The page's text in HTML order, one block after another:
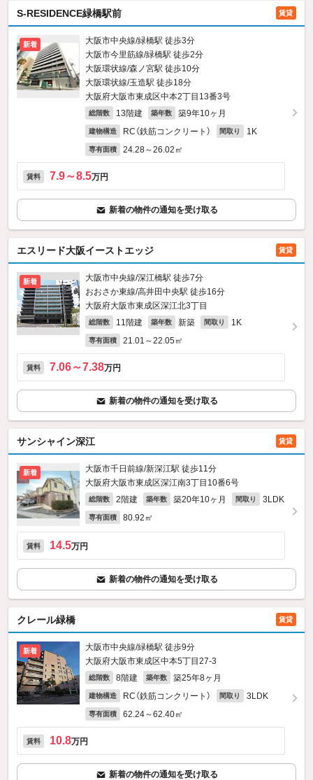
S-RESIDENCE緑橋駅前 賃貸
新着
大阪市中央線/緑橋駅 徒歩3分
大阪市今里筋線/緑橋駅 徒歩2分
大阪環状線/森ノ宮駅 徒歩10分
大阪環状線/玉造駅 徒歩18分
大阪府大阪市東成区中本2丁目13番3号
総階数 13階建 築年数 築9年10ヶ月
建物構造 RC（鉄筋コンクリート） 間取り 1K
専有面積 24.28～26.02㎡
賃料 7.9～8.5万円
新着の物件の通知を受け取る
エスリード大阪イーストエッジ 賃貸
新着
大阪市中央線/深江橋駅 徒歩7分
おおさか東線/高井田中央駅 徒歩16分
大阪府大阪市東成区深江北3丁目
総階数 11階建 築年数 新築 間取り 1K
専有面積 21.01～22.05㎡
賃料 7.06～7.38万円
新着の物件の通知を受け取る
サンシャイン深江 賃貸
新着
大阪市千日前線/新深江駅 徒歩11分
大阪府大阪市東成区深江南3丁目10番6号
総階数 2階建 築年数 築20年10ヶ月 間取り 3LDK
専有面積 80.92㎡
賃料 14.5万円
新着の物件の通知を受け取る
クレール緑橋 賃貸
新着
大阪市中央線/緑橋駅 徒歩9分
大阪府大阪市東成区中本5丁目27-3
総階数 8階建 築年数 築25年8ヶ月
建物構造 RC（鉄筋コンクリート） 間取り 3LDK
専有面積 62.24～62.40㎡
賃料 10.8万円
新着の物件の通知を受け取る